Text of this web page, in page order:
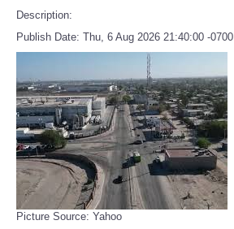
Description:
Publish Date: Thu, 6 Aug 2026 21:40:00 -0700
Picture Source: Yahoo